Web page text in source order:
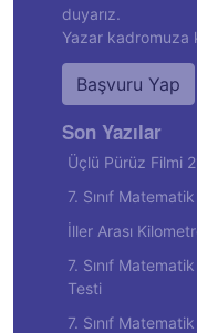
duyarız.
Yazar kadromuza
Başvuru Yap
Son Yazılar
Üçlü Pürüz Filmi
7. Sınıf
İller Arası
7. Sınıf
Testi
7. Sınıf